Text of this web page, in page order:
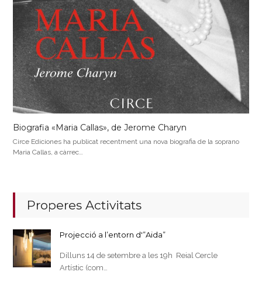
Biografia «Maria Callas», de Jerome Charyn
Circe Ediciones ha publicat recentment una nova biografia de la soprano
Maria Callas, a càrrec…
Properes Activitats
Projecció a l’entorn d'”Aida”
Dilluns 14 de setembre a les 19h Reial Cercle
Artístic (com…